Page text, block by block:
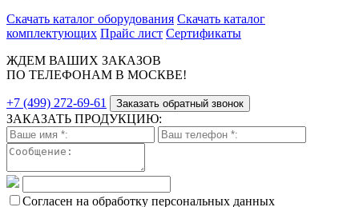
Скачать каталог оборудования Скачать каталог
комплектующих Прайс лист Сертификаты
ЖДЕМ ВАШИХ ЗАКАЗОВ
ПО ТЕЛЕФОНАМ В МОСКВЕ!
+7 (499) 272-69-61 Заказать обратный звонок
ЗАКАЗАТЬ ПРОДУКЦИЮ:
Согласен на обработку персональных данных